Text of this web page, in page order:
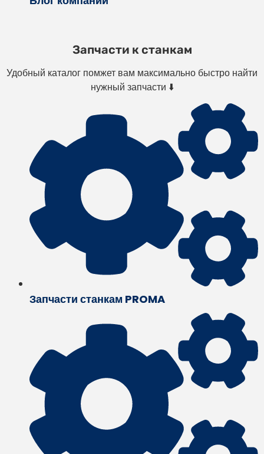
Запчасти к станкам
Удобный каталог помжет вам максимально быстро найти
нужный запчасти ⬇️
Запчасти станкам PROMA